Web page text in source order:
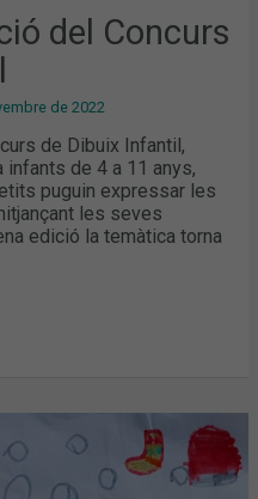
del Concurs
de 2022
de Dibuix Infantil,
infants de 4 a 11 anys,
puguin expressar les
les seves
edició la temàtica torna